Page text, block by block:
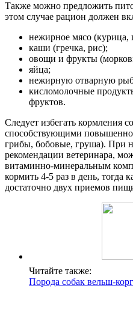
Также можно предложить
этом случае рацион должен
нежирное мясо (курица,
каши (гречка, рис);
овощи и фрукты
яйца;
нежирную отварную
кисломолочные
фруктов.
Следует избегать кормления
способствующими
грибы, бобовые, груша). При
рекомендации ветеринара,
витаминно-минеральным
кормить 4-5 раз в день, тогда
достаточно двух приемов
Читайте также:
Порода собак вельш-